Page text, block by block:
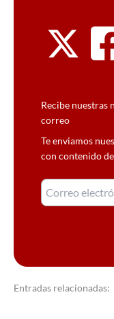
Recibe nuestras
correo
Te enviamos
con contenido
Entradas relacionadas: